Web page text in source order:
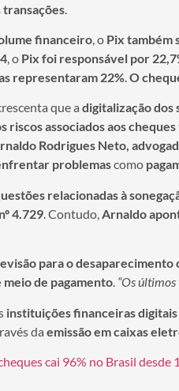
transações
financeiro, o Pix também
, o Pix foi responsável por
representaram 22%.O
que a digitalização dos
riscos associados aos cheques
Rodrigues Neto,
problemascomo
relacionadas à
4.729. Contudo,Arnaldo
para o
de pagamento. “Os
instituições financeiras
da emissão em caixas
cai 96% no Brasil